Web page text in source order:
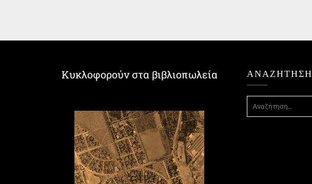
Κυκλοφορούν στα βιβλιοπωλεία ΑΝΑΖΉΤΗΣΗ
ΑΝΑΖΉΤΗΣΗ